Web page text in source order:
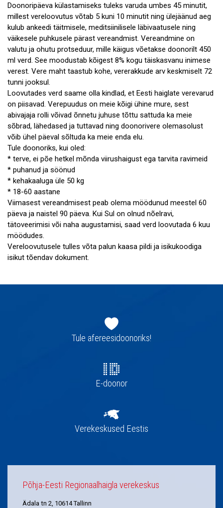
Doonoripäeva külastamiseks tuleks varuda umbes 45 minutit,
millest vereloovutus võtab 5 kuni 10 minutit ning ülejäänud aeg
kulub ankeedi täitmisele, meditsiinilisele läbivaatusele ning
väikesele puhkusele pärast vereandmist. Vereandmine on
valutu ja ohutu protseduur, mille käigus võetakse doonorilt 450
ml verd. See moodustab kõigest 8% kogu täiskasvanu inimese
verest. Vere maht taastub kohe, vererakkude arv keskmiselt 72
tunni jooksul.
Loovutades verd saame olla kindlad, et Eesti haiglate verevarud
on piisavad. Verepuudus on meie kõigi ühine mure, sest
abivajaja rolli võivad õnnetu juhuse tõttu sattuda ka meie
sõbrad, lähedased ja tuttavad ning doonorivere olemasolust
võib ühel päeval sõltuda ka meie enda elu.
Tule doonoriks, kui oled:
* terve, ei põe hetkel mõnda viirushaigust ega tarvita ravimeid
* puhanud ja söönud
* kehakaaluga üle 50 kg
* 18-60 aastane
Viimasest vereandmisest peab olema möödunud meestel 60
päeva ja naistel 90 päeva. Kui Sul on olnud nõelravi,
tätoveerimisi või naha augustamisi, saad verd loovutada 6 kuu
möödudes.
Vereloovutusele tulles võta palun kaasa pildi ja isikukoodiga
isikut tõendav dokument.
navigatsioonTule afereesidoonoriks!
E-doonor
Verekeskused Eestis
Põhja-Eesti Regionaalhaigla verekeskus
Ädala tn 2, 10614 Tallinn